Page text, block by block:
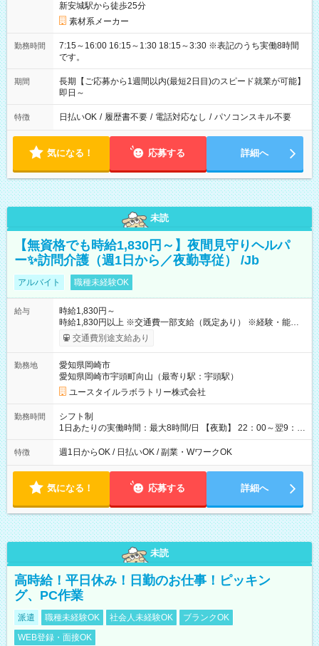
新安城駅から徒歩25分
素材系メーカー
勤務時間
7:15～16:00 16:15～1:30 18:15～3:30 ※表記のうち実働8時間
です。
期間
長期【ご応募から1週間以内(最短2日目)のスピード就業が可能】
即日～
特徴 日払いOK / 履歴書不要 / 電話対応なし / パソコンスキル不要
気になる！ 応募する 詳細へ
未読
【無資格でも時給1,830円～】夜間見守りヘルパ
ー✨訪問介護（週1日から／夜勤専従） /Jb
アルバイト 職種未経験OK
給与
時給1,830円～
時給1,830円以上 ※交通費一部支給（既定あり） ※経験・能力を
考慮して決定します 【収入例】 週1回勤務の場合：1,830円×8時
間×4回=5万8,560円 週3回勤務の場合：1,830円×8時間×12回
月 ※ 雇用形態と給与に、本採用時と異なる部分があります。 雇
用形態：本採用時と同じです。 給与：時給 1,570円以上
交通費別途支給あり
勤務地
愛知県岡崎市
愛知県岡崎市宇頭町向山（最寄り駅：宇頭駅）
ユースタイルラボラトリー株式会社
勤務時間
シフト制
1日あたりの実働時間：最大8時間/日 【夜勤】 22：00～翌9：
00 ※週1日～OK ／ 夜勤専従 ＊＊ 勤務時間例 ＊＊ ■22時か
ら翌7時 ■23時から翌8時 ■24時から翌9時 など ※上記の時間
ます。 ※曜日固定（毎週同じ曜日での勤務となります）
特徴 週1日からOK / 日払いOK / 副業・WワークOK
気になる！ 応募する 詳細へ
未読
高時給！平日休み！日勤のお仕事！ピッキン
グ、PC作業
派遣 職種未経験OK 社会人未経験OK
ブランクOK
WEB登録・面接OK